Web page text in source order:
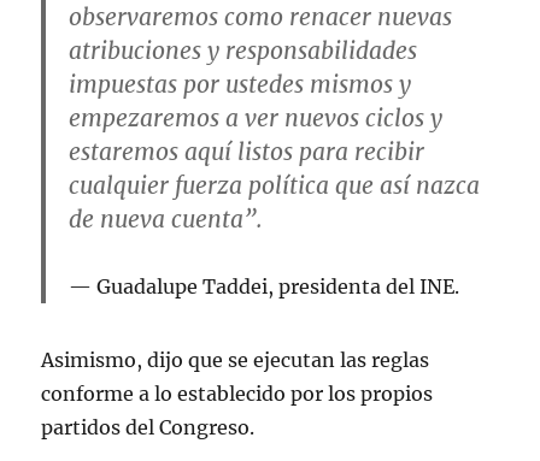
observaremos como renacer nuevas
atribuciones y responsabilidades
impuestas por ustedes mismos y
empezaremos a ver nuevos ciclos y
estaremos aquí listos para recibir
cualquier fuerza política que así nazca
de nueva cuenta”.
Guadalupe Taddei, presidenta del INE.
Asimismo, dijo que se ejecutan las reglas
conforme a lo establecido por los propios
partidos del Congreso.